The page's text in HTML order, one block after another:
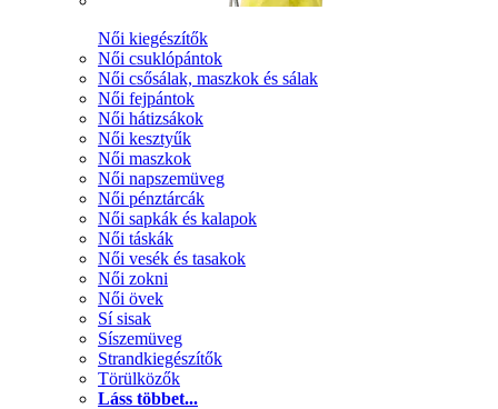
Női kiegészítők
Női csuklópántok
Női csősálak, maszkok és sálak
Női fejpántok
Női hátizsákok
Női kesztyűk
Női maszkok
Női napszemüveg
Női pénztárcák
Női sapkák és kalapok
Női táskák
Női vesék és tasakok
Női zokni
Női övek
Sí sisak
Síszemüveg
Strandkiegészítők
Törülközők
Láss többet...